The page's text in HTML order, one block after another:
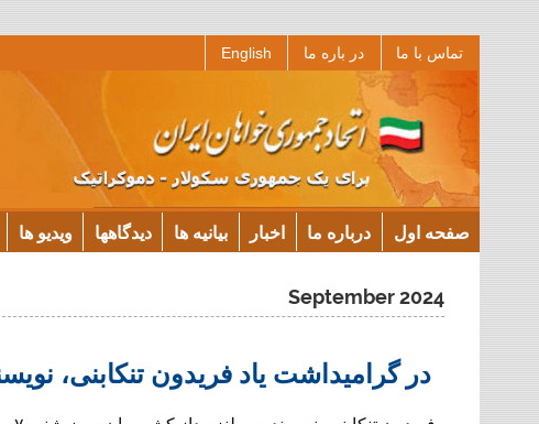
تماس با ما در باره ما English
صفحه اول درباره ما اخبار بیانیه ها دیدگاهها ویدیو ها
September 2024
در گرامیداشت یاد فریدون تنکابنی،